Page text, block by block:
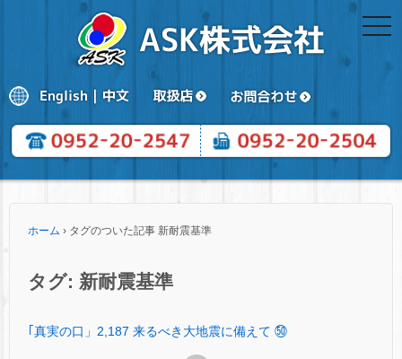
ホーム › タグのついた記事 新耐震基準
タグ: 新耐震基準
｢真実の口」2,187 来るべき大地震に備えて ㊿